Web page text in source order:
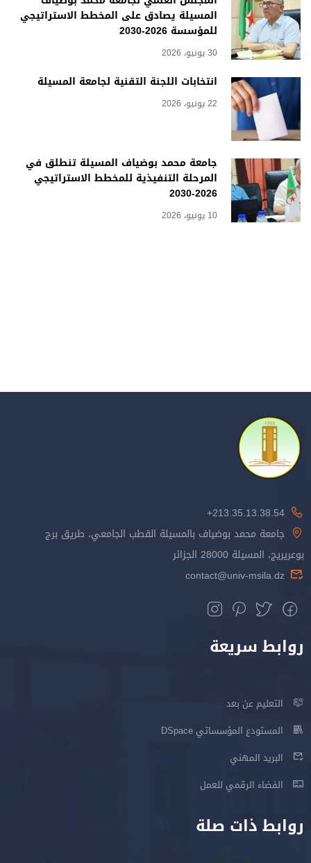
المسيلة يصادق على المخطط الاستراتيجي
للمؤسسة 2026-2030
30 يونيو، 2026
انتخابات اللجنة التقنية لجامعة المسيلة
22 يونيو، 2026
جامعة محمد بوضياف المسيلة تنطلق في
المرحلة التنفيذية للمخطط الاستراتيجي
2026-2030
10 يونيو، 2026
213.35.13.38.54+
جامعة محمد بوضياف بالمسيلة القطب الجامعي، طريق برج
بوعريريج، المسيلة 28000 الجزائر
contact@univ-msila.dz
روابط سريعة
التعليم عن بعد
المستودع المؤسساتي DSpace
البريد المهني
الفضاء الرقمي للعمل
روابط ذات صلة